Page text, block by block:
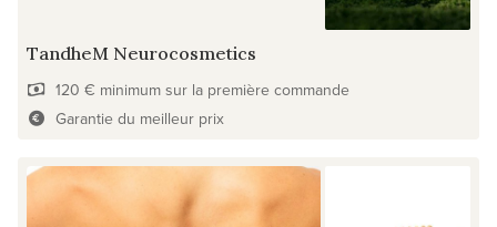
TandheM Neurocosmetics
120 € minimum sur la première commande
Garantie du meilleur prix